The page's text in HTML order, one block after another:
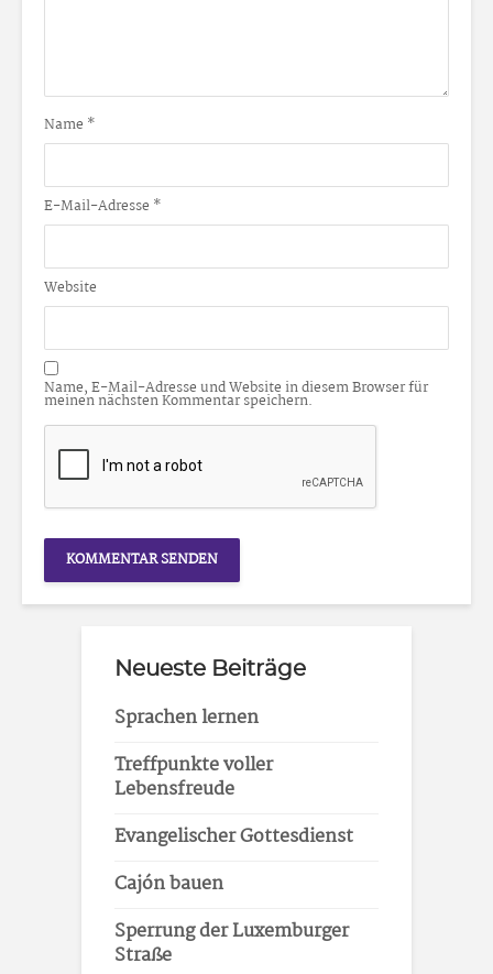
Name *
E-Mail-Adresse *
Website
Name, E-Mail-Adresse und Website in diesem Browser für
meinen nächsten Kommentar speichern.
Neueste Beiträge
Sprachen lernen
Treffpunkte voller
Lebensfreude
Evangelischer Gottesdienst
Cajón bauen
Sperrung der Luxemburger
Straße